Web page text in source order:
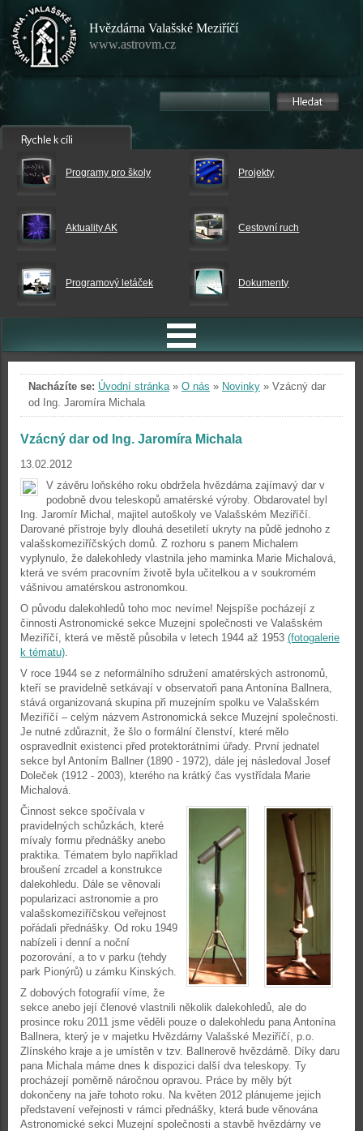
Hvězdárna Valašské Meziříčí
www.astrovm.cz
Programy pro školy Projekty
Aktuality AK Cestovní ruch
Programový letáček Dokumenty
Nacházíte se: Úvodní stránka» O nás » Novinky » Vzácný dar
od Ing. Jaromíra Michala
Vzácný dar od Ing. Jaromíra Michala
13.02.2012
V závěru loňského roku obdržela hvězdárna zajímavý dar v
podobně dvou teleskopů amatérské výroby. Obdarovatel byl
Ing. Jaromír Michal, majitel autoškoly ve Valašském Meziříčí.
Darované přístroje byly dlouhá desetiletí ukryty na půdě jednoho z
valašskomeziříčských domů. Z rozhoru s panem Michalem
vyplynulo, že dalekohledy vlastnila jeho maminka Marie Michalová,
která ve svém pracovním životě byla učitelkou a v soukromém
vášnivou amatérskou astronomkou.
O původu dalekohledů toho moc nevíme! Nejspíše pocházejí z
činnosti Astronomické sekce Muzejní společnosti ve Valašském
Meziříčí, která ve městě působila v letech 1944 až 1953 (fotogalerie
k tématu).
V roce 1944 se z neformálního sdružení amatérských astronomů,
kteří se pravidelně setkávají v observatoři pana Antonína Ballnera,
stává organizovaná skupina při muzejním spolku ve Valašském
Meziříčí – celým názvem Astronomická sekce Muzejní společnosti.
Je nutné zdůraznit, že šlo o formální členství, které mělo
ospravedlnit existenci před protektorátními úřady. První jednatel
sekce byl Antoním Ballner (1890 - 1972), dále jej následoval Josef
Doleček (1912 - 2003), kterého na krátký čas vystřídala Marie
Michalová.
Činnost sekce spočívala v
pravidelných schůzkách, které
mívaly formu přednášky anebo
praktika. Tématem bylo například
broušení zrcadel a konstrukce
dalekohledu. Dále se věnovali
popularizaci astronomie a pro
valašskomeziříčskou veřejnost
pořádali přednášky. Od roku 1949
nabízeli i denní a noční
pozorování, a to v parku (tehdy
park Pionýrů) u zámku Kinských.
Z dobových fotografií víme, že
sekce anebo její členové vlastnili několik dalekohledů, ale do
prosince roku 2011 jsme věděli pouze o dalekohledu pana Antonína
Ballnera, který je v majetku Hvězdárny Valašské Meziříčí, p.o.
Zlínského kraje a je umístěn v tzv. Ballnerově hvězdárně. Díky daru
pana Michala máme dnes k dispozici další dva teleskopy. Ty
procházejí poměrně náročnou opravou. Práce by měly být
dokončeny na jaře tohoto roku. Na květen 2012 plánujeme jejich
představení veřejnosti v rámci přednášky, která bude věnována
Astronomické sekci Muzejní společnosti a stavbě hvězdárny ve